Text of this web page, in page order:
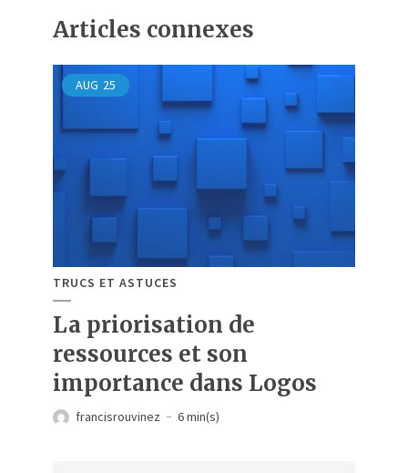
Articles connexes
AUG 25
TRUCS ET ASTUCES
La priorisation de
ressources et son
importance dans Logos
francisrouvinez 6 min(s)